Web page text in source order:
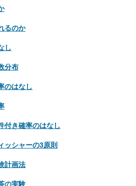
るのか
し
分布
のはなし
付き確率のはなし
ッシャーの3原則
計画法
の実験